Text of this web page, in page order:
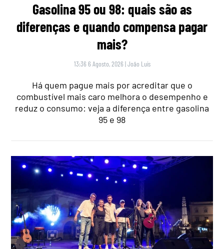
Gasolina 95 ou 98: quais são as
diferenças e quando compensa pagar
mais?
13:36 6 Agosto, 2026 |João Luís
Há quem pague mais por acreditar que o
combustível mais caro melhora o desempenho e
reduz o consumo: veja a diferença entre gasolina
95 e 98